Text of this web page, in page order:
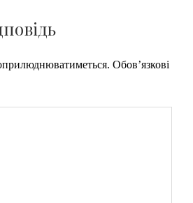
Обов’язкові